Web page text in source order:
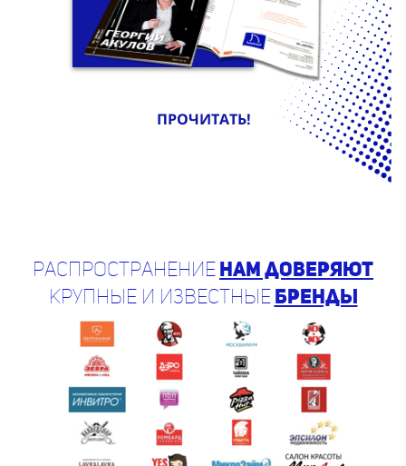
ПРОЧИТАТЬ!
Распространениенам доверяют
крупные и известные бренды